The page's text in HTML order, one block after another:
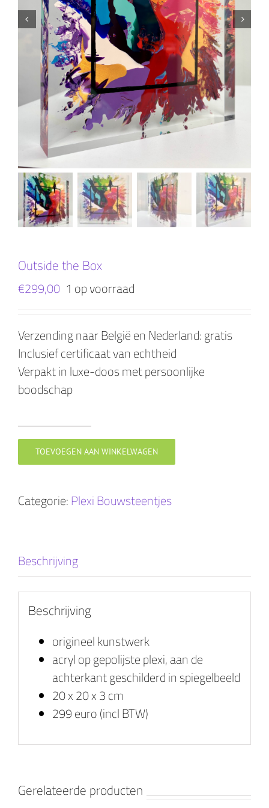
Outside the Box
€299,00 1 op voorraad
Verzending naar België en Nederland: gratis
Inclusief certificaat van echtheid
Verpakt in luxe-doos met persoonlijke
boodschap
Outside
the
Box
TOEVOEGEN AAN WINKELWAGEN
Categorie:Plexi Bouwsteentjes
Beschrijving
Beschrijving
origineel kunstwerk
acryl op gepolijste plexi, aan de
achterkant geschilderd in spiegelbeeld
20 x 20 x 3 cm
299 euro (incl BTW)
Gerelateerde producten